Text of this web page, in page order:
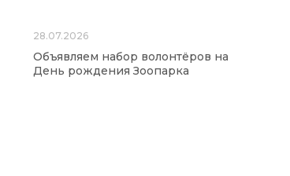
28.07.2026
Объявляем набор волонтёров на
День рождения Зоопарка